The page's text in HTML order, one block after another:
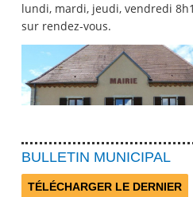
lundi, mardi, jeudi, vendredi
sur rendez-vous.
BULLETIN MUNICIPAL
TÉLÉCHARGER LE DERNIER